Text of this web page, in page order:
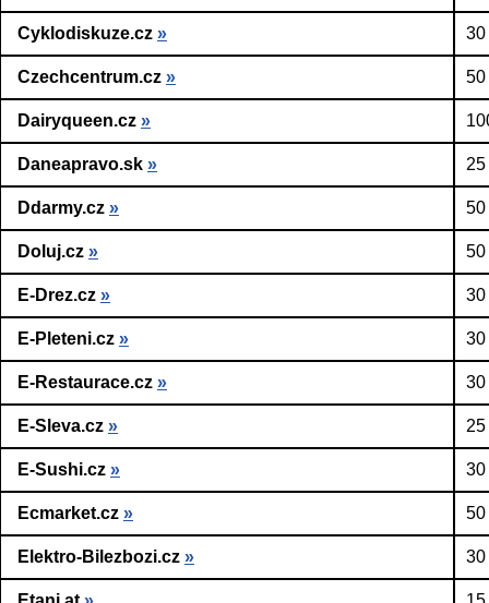
Cyklodiskuze.cz » 30
Czechcentrum.cz » 50
Dairyqueen.cz »
Daneapravo.sk »
Ddarmy.cz » 50
Doluj.cz » 50
E-Drez.cz » 30
E-Pleteni.cz » 30
E-Restaurace.cz » 30
E-Sleva.cz »
E-Sushi.cz » 30
Ecmarket.cz » 50
Elektro-Bilezbozi.cz » 30